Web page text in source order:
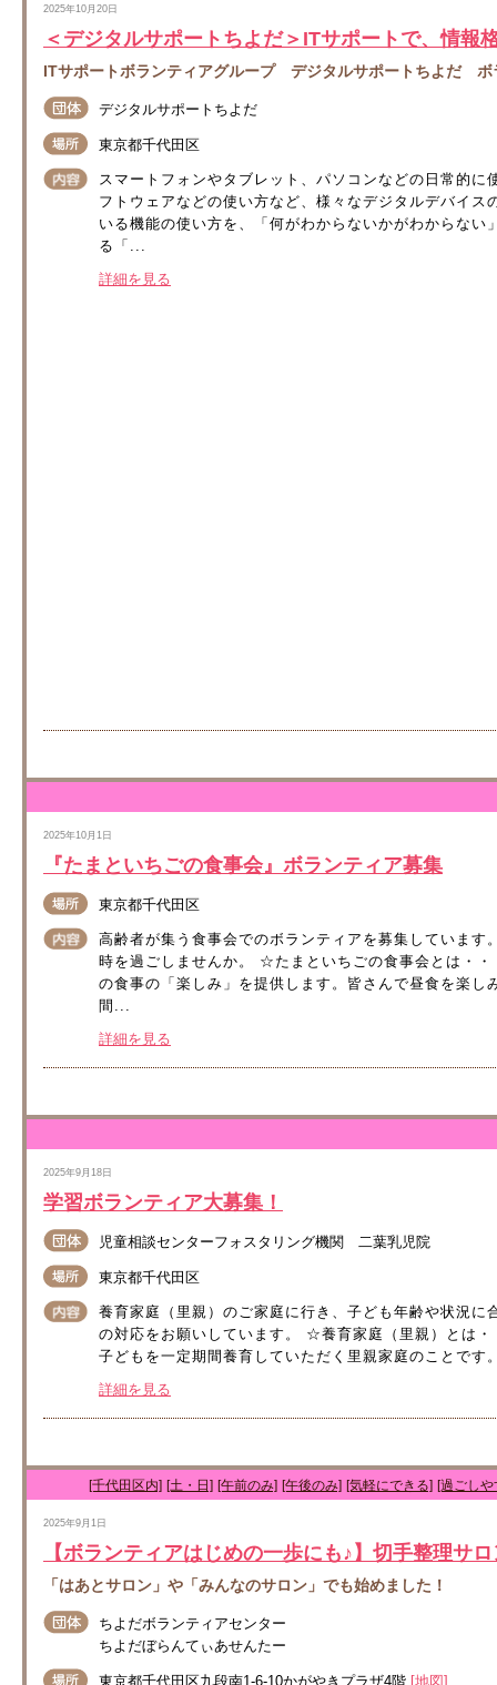
2025年10月20日
＜デジタルサポートちよだ＞ITサポートで、情報
ITサポートボランティアグループ デジタルサポートちよだ ボ
デジタルサポートちよだ
東京都千代田区
スマートフォンやタブレット、パソコンなどの日常的
フトウェアなどの使い方など、様々なデジタルデバイ
いる機能の使い方を、「何がわからないかがわからな
る「...
詳細を見る
2025年10月1日
『たまといちごの食事会』ボランティア募集
東京都千代田区
高齢者が集う食事会でのボランティアを募集していま
時を過ごしませんか。 ☆たまといちごの食事会とは・
の食事の「楽しみ」を提供します。皆さんで昼食を楽
間...
詳細を見る
2025年9月18日
学習ボランティア大募集！
児童相談センターフォスタリング機関 二葉乳児院
東京都千代田区
養育家庭（里親）のご家庭に行き、子ども年齢や状況
の対応をお願いしています。 ☆養育家庭（里親）とは
子どもを一定期間養育していただく里親家庭のことで
詳細を見る
[千代田区内] [土・日] [午前のみ] [午後のみ] [気軽にできる] [過ごし
2025年9月1日
【ボランティアはじめの一歩にも♪】切手整理サ
「はあとサロン」や「みんなのサロン」でも始めました！
ちよだボランティアセンター
ちよだぼらんてぃあせんたー
東京都千代田区九段南1-6-10かがやきプラザ4階 [地図]